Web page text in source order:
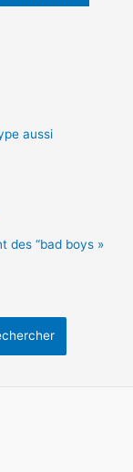
aussi
des “bad boys »